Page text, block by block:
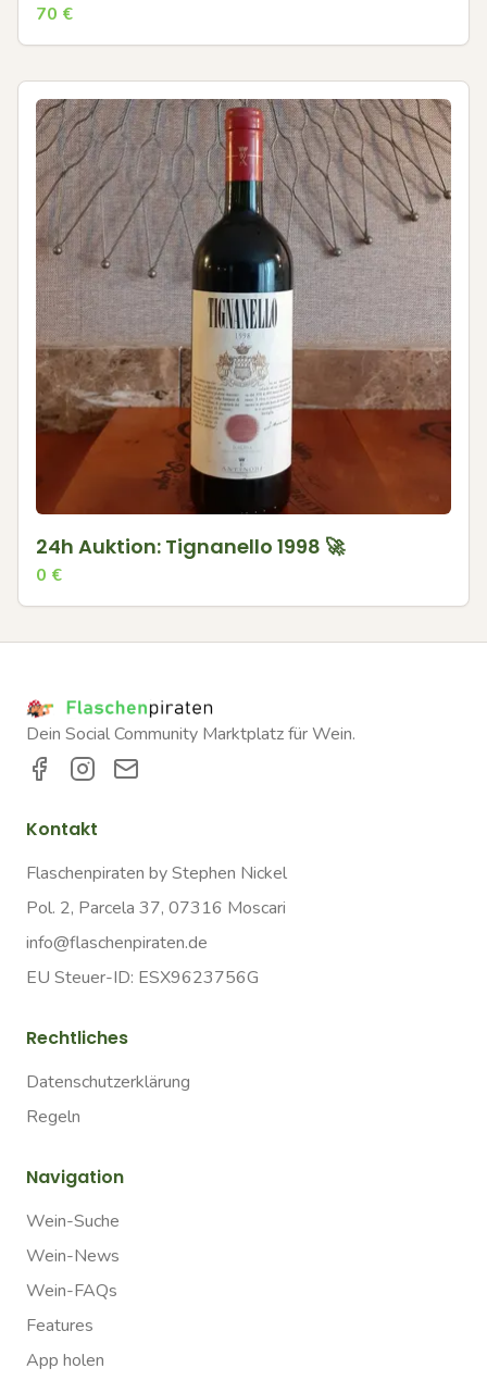
70 €
24h Auktion: Tignanello 1998 🚀
0 €
Dein Social Community Marktplatz für Wein.
Kontakt
Flaschenpiraten by Stephen Nickel
Pol. 2, Parcela 37, 07316 Moscari
info@flaschenpiraten.de
EU Steuer-ID: ESX9623756G
Rechtliches
Datenschutzerklärung
Regeln
Navigation
Wein-Suche
Wein-News
Wein-FAQs
Features
App holen